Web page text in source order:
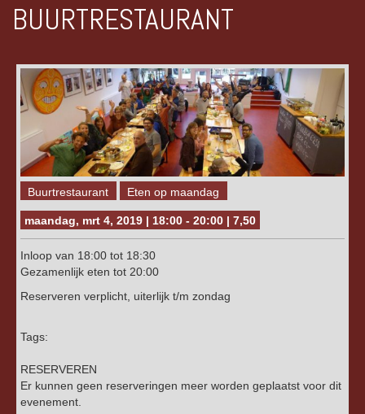
BUURTRESTAURANT
Buurtrestaurant Eten op maandag
maandag, mrt 4, 2019 | 18:00 - 20:00 | 7,50
Inloop van 18:00 tot 18:30
Gezamenlijk eten tot 20:00
Reserveren verplicht, uiterlijk t/m zondag
Tags:
RESERVEREN
Er kunnen geen reserveringen meer worden geplaatst voor dit
evenement.